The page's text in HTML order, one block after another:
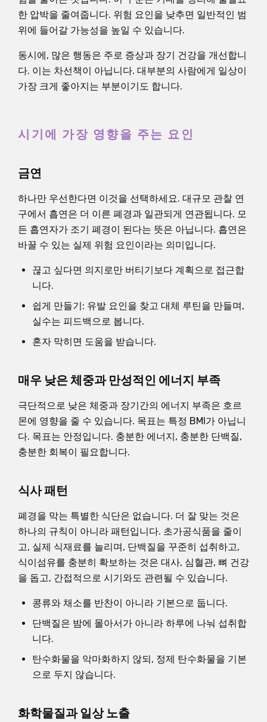
한 압박을 줄여줍니다. 위험 요인을 낮추면 일반적인 범
위에 들어갈 가능성을 높일 수 있습니다.
동시에, 많은 행동은 주로 증상과 장기 건강을 개선합니
다. 이는 차선책이 아닙니다. 대부분의 사람에게 일상이
가장 크게 좋아지는 부분이기도 합니다.
시기에 가장 영향을 주는 요인
금연
하나만 우선한다면 이것을 선택하세요. 대규모 관찰 연
구에서 흡연은 더 이른 폐경과 일관되게 연관됩니다. 모
든 흡연자가 조기 폐경이 된다는 뜻은 아닙니다. 흡연은
바꿀 수 있는 실제 위험 요인이라는 의미입니다.
끊고 싶다면 의지로만 버티기보다 계획으로 접근합
니다.
쉽게 만들기: 유발 요인을 찾고 대체 루틴을 만들며,
실수는 피드백으로 봅니다.
혼자 막히면 도움을 받습니다.
매우 낮은 체중과 만성적인 에너지 부족
극단적으로 낮은 체중과 장기간의 에너지 부족은 호르
몬에 영향을 줄 수 있습니다. 목표는 특정 BMI가 아닙니
다. 목표는 안정입니다. 충분한 에너지, 충분한 단백질,
충분한 회복이 필요합니다.
식사 패턴
폐경을 막는 특별한 식단은 없습니다. 더 잘 맞는 것은
하나의 규칙이 아니라 패턴입니다. 초가공식품을 줄이
고, 실제 식재료를 늘리며, 단백질을 꾸준히 섭취하고,
식이섬유를 충분히 확보하는 것은 대사, 심혈관, 뼈 건강
을 돕고, 간접적으로 시기와도 관련될 수 있습니다.
콩류와 채소를 반찬이 아니라 기본으로 둡니다.
단백질은 밤에 몰아서가 아니라 하루에 나눠 섭취합
니다.
탄수화물을 악마화하지 않되, 정제 탄수화물을 기본
으로 두지 않습니다.
화학물질과 일상 노출